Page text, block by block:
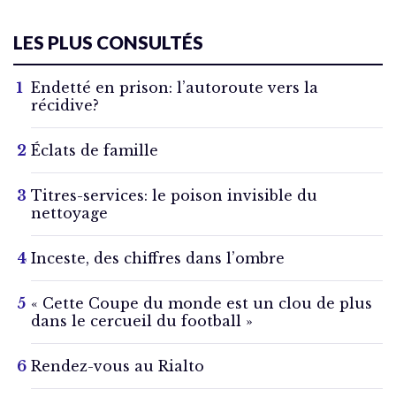
LES PLUS CONSULTÉS
Endetté en prison: l’autoroute vers la
récidive?
Éclats de famille
Titres-services: le poison invisible du
nettoyage
Inceste, des chiffres dans l’ombre
« Cette Coupe du monde est un clou de plus
dans le cercueil du football »
Rendez-vous au Rialto